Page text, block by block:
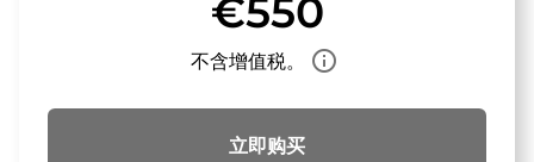
€550
不含增值税。 info_outline
立即购买